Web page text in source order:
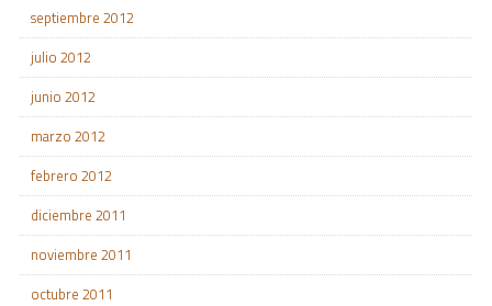
septiembre 2012
julio 2012
junio 2012
marzo 2012
febrero 2012
diciembre 2011
noviembre 2011
octubre 2011